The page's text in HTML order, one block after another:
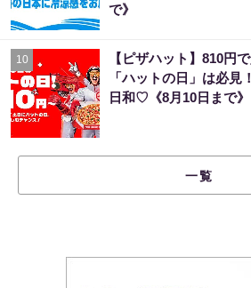
で》
10
【ピザハット】810円
「ハットの日」は必
日和♡《8月10日まで》
一覧